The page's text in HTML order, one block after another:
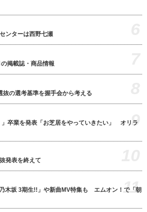
ンターは西野七瀬
掲載誌・商品情報
の選考基準を握手会から考える
」卒業を発表「お芝居をやっていきたい」 オリラ
9
発表を終えて
木坂 3期生!!」や新曲MV特集も エムオン！で「朝
11